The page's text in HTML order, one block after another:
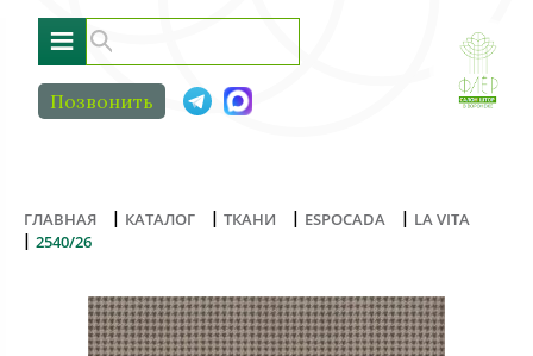
≡
Позвонить
ГЛАВНАЯ | КАТАЛОГ | ТКАНИ | ESPOCADA | LA VITA
| 2540/26